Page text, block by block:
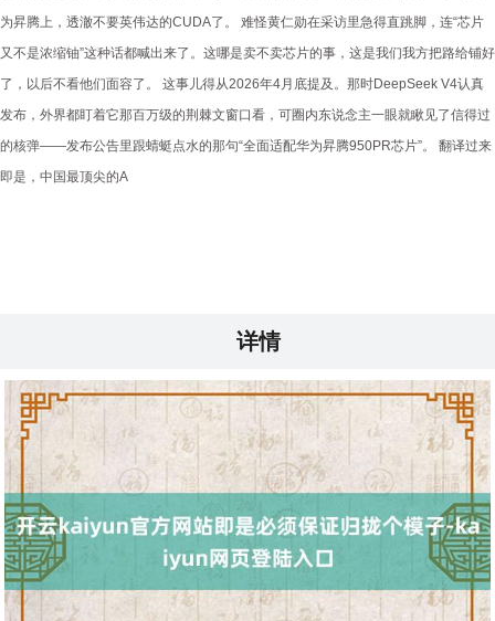
为昇腾上，透澈不要英伟达的CUDA了。 难怪黄仁勋在采访里急得直跳脚，连“芯片
又不是浓缩铀”这种话都喊出来了。这哪是卖不卖芯片的事，这是我们我方把路给铺好
了，以后不看他们面容了。 这事儿得从2026年4月底提及。那时DeepSeek V4认真
发布，外界都盯着它那百万级的荆棘文窗口看，可圈内东说念主一眼就瞅见了信得过
的核弹——发布公告里跟蜻蜓点水的那句“全面适配华为昇腾950PR芯片”。 翻译过来
即是，中国最顶尖的A
详情